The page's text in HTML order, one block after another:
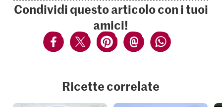
Condividi questo articolo con i tuoi
amici!
Ricette correlate